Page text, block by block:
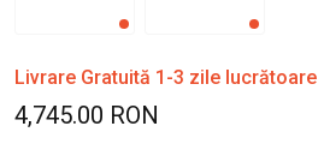
Livrare Gratuită 1-3 zile lucrătoare
4,745.00 RON